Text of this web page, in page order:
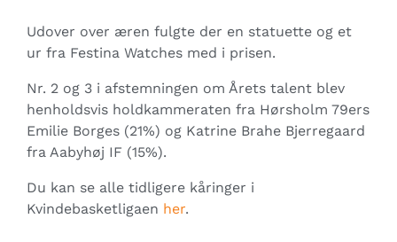
Udover over æren fulgte der en statuette og et
ur fra Festina Watches med i prisen.
Nr. 2 og 3 i afstemningen om Årets talent blev
henholdsvis holdkammeraten fra Hørsholm 79ers
Emilie Borges (21%) og Katrine Brahe Bjerregaard
fra Aabyhøj IF (15%).
Du kan se alle tidligere kåringer i
Kvindebasketligaen her.